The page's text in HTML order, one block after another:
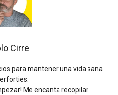
Cirre
para mantener una vida sana
Me encanta recopilar